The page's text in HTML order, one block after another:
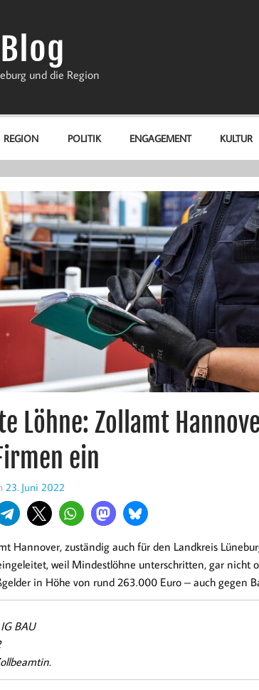
und die Region
REGION POLITIK ENGAGEMENT KULTUR
Löhne: Zollamt
ein
23. Juni 2022
Hannover, zuständig auch für den Landkreis
weil Mindestlöhne unterschritten, gar nicht
in Höhe von rund 263.000 Euro – auch gegen
BAU